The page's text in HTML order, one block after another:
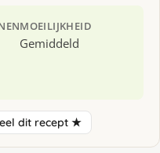
MOEILIJKHEID
Gemiddeld
dit recept ★